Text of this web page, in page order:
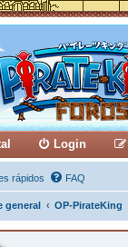
Login
rápidos FAQ
general OP-PirateKing